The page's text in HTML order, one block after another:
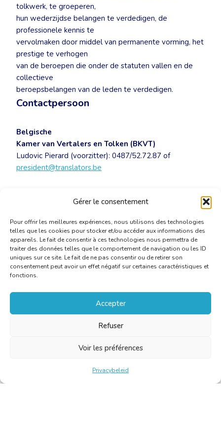
Gérer le consentement
Pour offrir les meilleures expériences, nous utilisons des technologies
telles que les cookies pour stocker et/ou accéder aux informations des
appareils. Le fait de consentir à ces technologies nous permettra de
traiter des données telles que le comportement de navigation ou les ID
uniques sur ce site. Le fait de ne pas consentir ou de retirer son
consentement peut avoir un effet négatif sur certaines caractéristiques et
fonctions.
Accepter
Refuser
Voir les préférences
Privacybeleid
tolkwerk, te groeperen,
hun wederzijdse belangen te verdedigen, de
professionele kennis te
vervolmaken door middel van permanente vorming, het
prestige te verhogen
van de beroepen die onder de statuten vallen en de
collectieve
beroepsbelangen van de leden te verdedigen.
Contactpersoon
Belgische
Kamer van Vertalers en Tolken (BKVT)
Ludovic Pierard (voorzitter): 0487/52.72.87 of
president@translators.be
register voor gerechtsdeskundigen[PDF]